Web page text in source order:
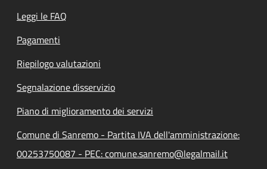
Leggi le FAQ
Pagamenti
Riepilogo valutazioni
Segnalazione disservizio
Piano di miglioramento dei servizi
Comune di Sanremo - Partita IVA dell'amministrazione:
00253750087 - PEC: comune.sanremo@legalmail.it